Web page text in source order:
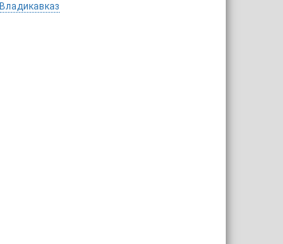
Владикавказ